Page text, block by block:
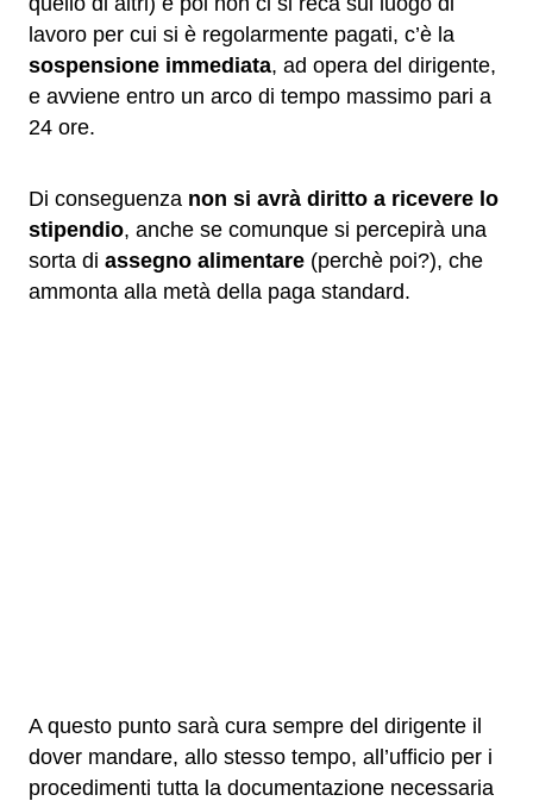
lavoro per cui si è regolarmente pagati, c’è la
sospensione immediata, ad opera del dirigente,
e avviene entro un arco di tempo massimo pari a
24 ore.
Di conseguenza non si avrà diritto a ricevere lo
stipendio, anche se comunque si percepirà una
sorta di assegno alimentare (perchè poi?), che
ammonta alla metà della paga standard.
A questo punto sarà cura sempre del dirigente il
dover mandare, allo stesso tempo, all’ufficio per i
procedimenti tutta la documentazione necessaria